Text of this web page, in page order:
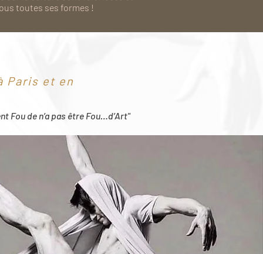
toutes ses formes !
Paris et en
Fou de n’a pas être Fou…d’Art"